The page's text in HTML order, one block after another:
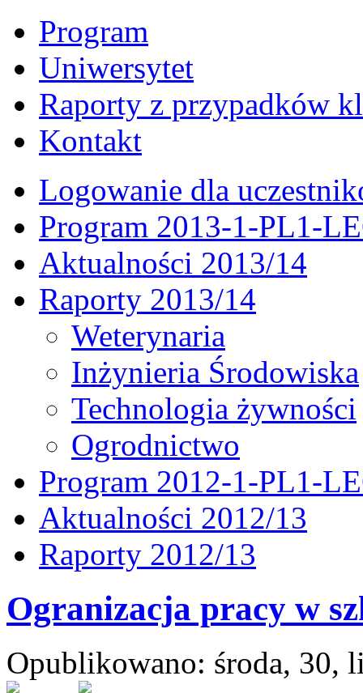
Program
Uniwersytet
Raporty z przypadków
Kontakt
Logowanie dla
Program 2013-1-PL1-
Aktualności 2013/14
Raporty 2013/14
Weterynaria
Inżynieria Środowiska
Technologia żywności
Ogrodnictwo
Program 2012-1-PL1-
Aktualności 2012/13
Raporty 2012/13
Ogranizacja pracy w
Opublikowano: środa, 30,